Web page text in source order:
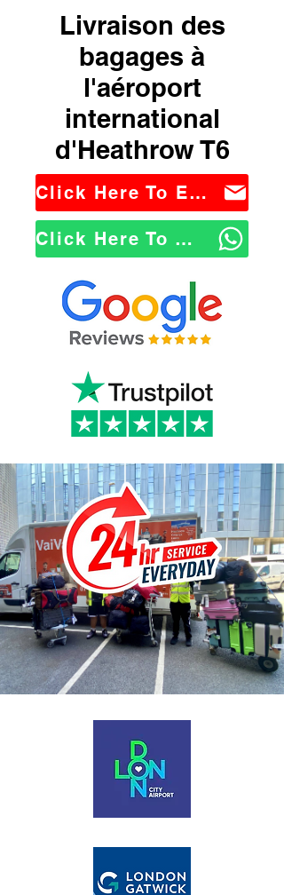
Livraison des
bagages à
l'aéroport
international
d'Heathrow T6
Click Here To Email Us
Click Here To WhatsApp Us